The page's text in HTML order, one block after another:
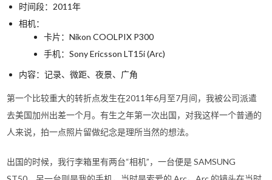
时间段：2011年
相机：
卡片：Nikon COOLPIX P300
手机：Sony Ericsson LT15i (Arc)
内容：记录、微距、夜景、广角
第一个比较重大的转折点发生在2011年6月至7月间，我被公司派遣
去美国加州出差一个月。有生之年第一次出国，对我这样一个普通的
人来说，拍一点照片留做纪念是理所当然的想法。
出国的时候，我行李箱里有两台“相机”，一台便是 SAMSUNG